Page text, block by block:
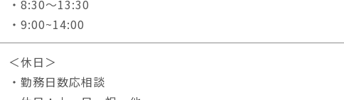
・8:30～13:30
・9:00~14:00
＜休日＞
・勤務日数応相談